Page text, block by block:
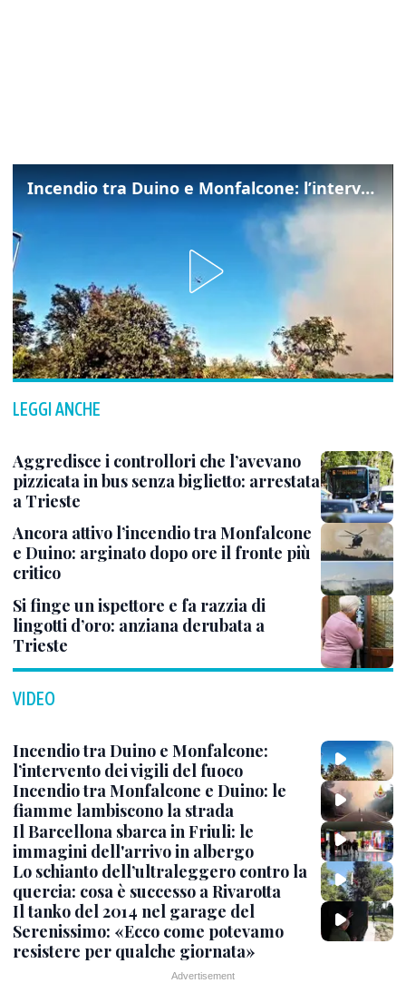
Incendio tra Duino e Monfalcone: l’intervento dei vigili del fuoco
LEGGI ANCHE
Aggredisce i controllori che l’avevano
pizzicata in bus senza biglietto: arrestata
a Trieste
Ancora attivo l’incendio tra Monfalcone
e Duino: arginato dopo ore il fronte più
critico
Si finge un ispettore e fa razzia di
lingotti d’oro: anziana derubata a
Trieste
VIDEO
Incendio tra Duino e Monfalcone:
l’intervento dei vigili del fuoco
Incendio tra Monfalcone e Duino: le
fiamme lambiscono la strada
Il Barcellona sbarca in Friuli: le
immagini dell'arrivo in albergo
Lo schianto dell’ultraleggero contro la
quercia: cosa è successo a Rivarotta
Il tanko del 2014 nel garage del
Serenissimo: «Ecco come potevamo
resistere per qualche giornata»